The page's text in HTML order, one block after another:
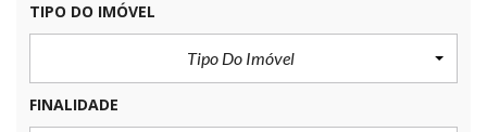
TIPO DO IMÓVEL
Tipo Do Imóvel
FINALIDADE